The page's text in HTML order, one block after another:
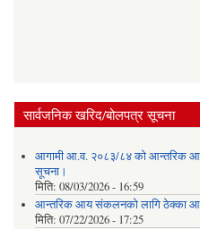
सार्वजनिक खरिद/बोलपत्र सूचना
आगामी आ.व. २०८३/८४ को आन्तरिक
सूचना।
मिति: 08/03/2026 - 16:59
आन्तरिक आय संकलनको लागि ठेक्‍का
मिति: 07/22/2026 - 17:25